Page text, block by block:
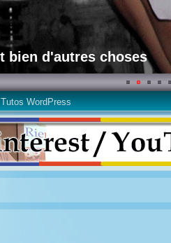
bien d'autres choses
Tutos WordPress